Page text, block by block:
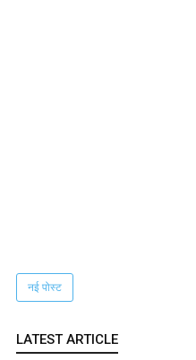
नई पोस्ट
LATEST ARTICLE